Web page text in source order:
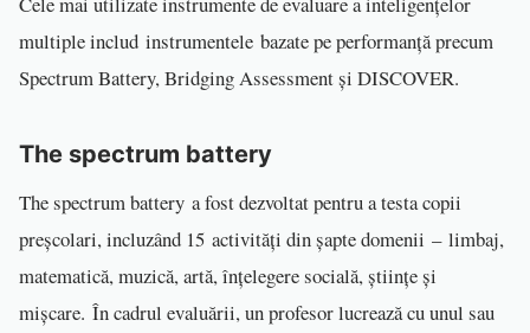
multiple includ instrumentele bazate pe performanță precum
Spectrum Battery, Bridging Assessment și DISCOVER.
The spectrum battery
The spectrum battery a fost dezvoltat pentru a testa copii
preșcolari, incluzând 15 activități din șapte domenii – limbaj,
matematică, muzică, artă, înțelegere socială, științe și
mișcare. În cadrul evaluării, un profesor lucrează cu unul sau